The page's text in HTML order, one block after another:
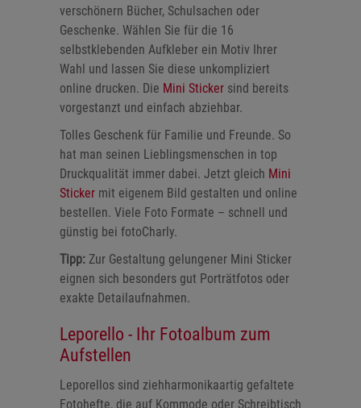
verschönern Bücher, Schulsachen oder
Geschenke. Wählen Sie für die 16
selbstklebenden Aufkleber ein Motiv Ihrer
Wahl und lassen Sie diese unkompliziert
online drucken. Die Mini Sticker sind bereits
vorgestanzt und einfach abziehbar.
Tolles Geschenk für Familie und Freunde. So
hat man seinen Lieblingsmenschen in top
Druckqualität immer dabei. Jetzt gleich Mini
Sticker mit eigenem Bild gestalten und online
bestellen. Viele Foto Formate – schnell und
günstig bei fotoCharly.
Tipp: Zur Gestaltung gelungener Mini Sticker
eignen sich besonders gut Porträtfotos oder
exakte Detailaufnahmen.
Leporello - Ihr Fotoalbum zum
Aufstellen
Leporellos sind ziehharmonikaartig gefaltete
Fotohefte, die auf Kommode oder Schreibtisch